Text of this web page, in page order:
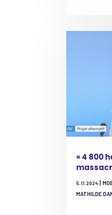
« 4 800
5.11.2024 |
MATHILDE